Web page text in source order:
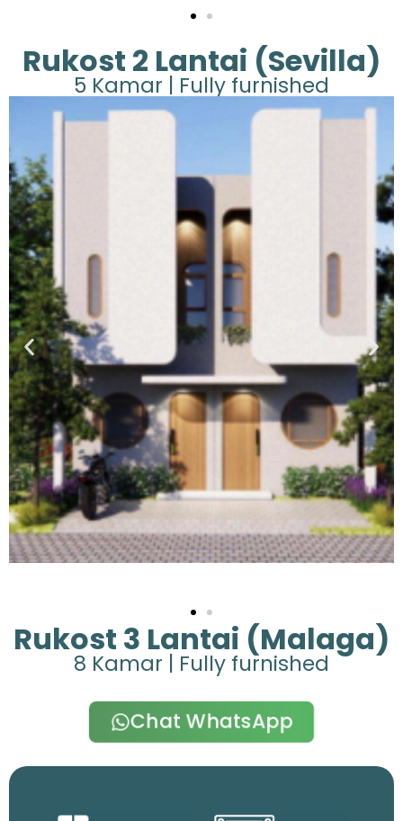
Rukost 2 Lantai (Sevilla)
5 Kamar | Fully furnished
Rukost 3 Lantai (Malaga)
8 Kamar | Fully furnished
Chat WhatsApp